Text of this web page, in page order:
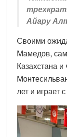
Айару
Своими
Мамедов,
Казахстана
лет и играет